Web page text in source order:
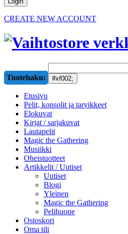
CREATE NEW ACCOUNT
Tuotehaku:
Etusivu
Pelit, konsolit ja tarvikkeet
Elokuvat
Kirjat / sarjakuvat
Lautapelit
Magic the Gathering
Musiikki
Oheistuotteet
Artikkelit / Uutiset
Uutiset
Blogi
Yleinen
Magic the Gathering
Pelihuone
Ostoskori
Oma tili